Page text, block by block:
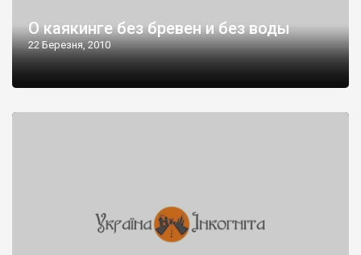
О каякинге без бревен и без воды
22 Березня, 2010